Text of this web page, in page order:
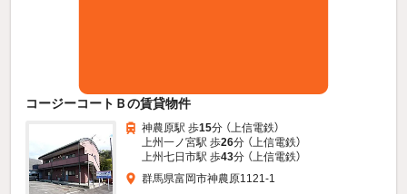
コージーコートＢの賃貸物件
神農原駅 歩15分 （上信電鉄）
上州一ノ宮駅 歩26分 （上信電鉄）
上州七日市駅 歩43分 （上信電鉄）
群馬県富岡市神農原1121-1